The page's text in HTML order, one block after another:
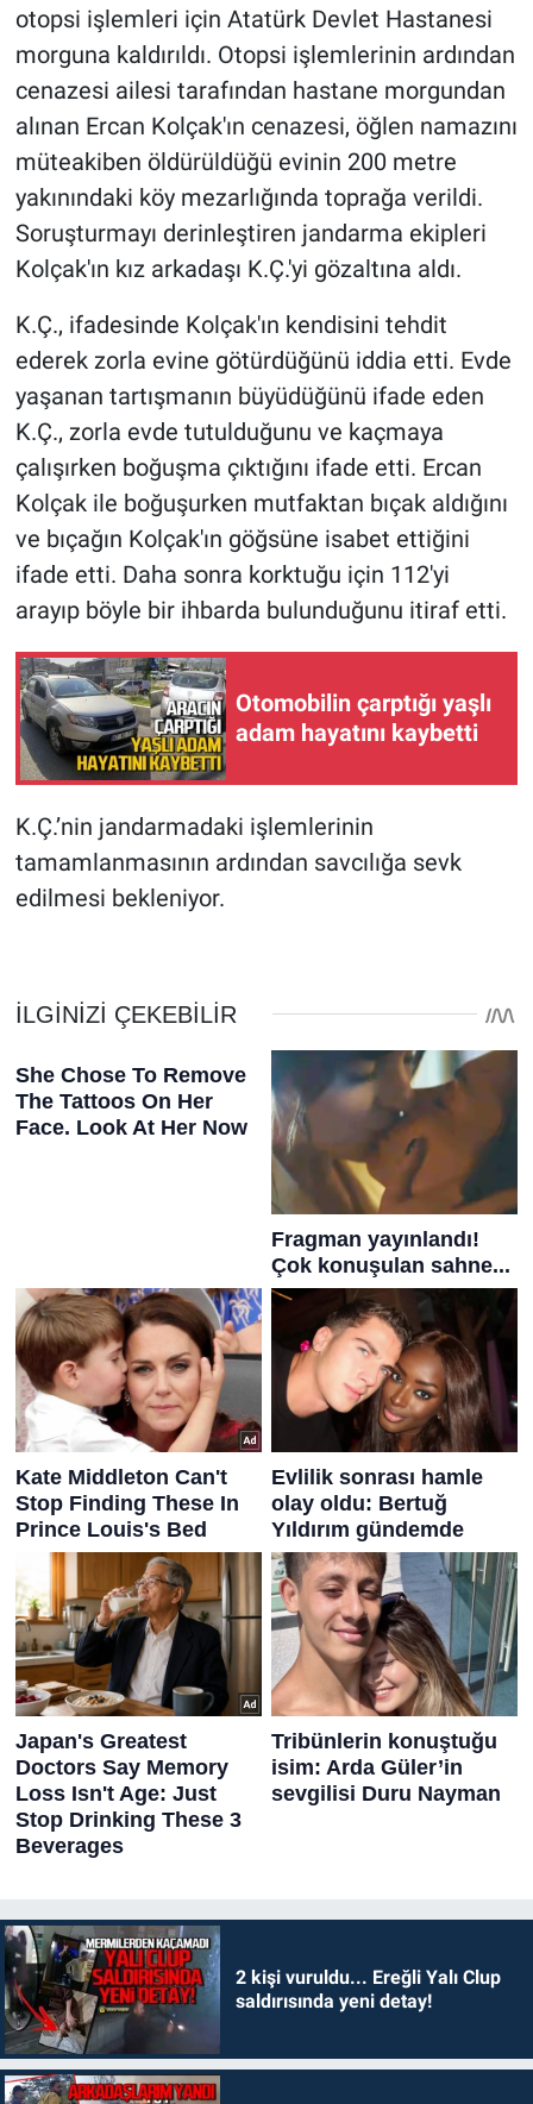
otopsi işlemleri için Atatürk Devlet Hastanesi
morguna kaldırıldı. Otopsi işlemlerinin ardından
cenazesi ailesi tarafından hastane morgundan
alınan Ercan Kolçak'ın cenazesi, öğlen namazını
müteakiben öldürüldüğü evinin 200 metre
yakınındaki köy mezarlığında toprağa verildi.
Soruşturmayı derinleştiren jandarma ekipleri
Kolçak'ın kız arkadaşı K.Ç.'yi gözaltına aldı.
K.Ç., ifadesinde Kolçak'ın kendisini tehdit
ederek zorla evine götürdüğünü iddia etti. Evde
yaşanan tartışmanın büyüdüğünü ifade eden
K.Ç., zorla evde tutulduğunu ve kaçmaya
çalışırken boğuşma çıktığını ifade etti. Ercan
Kolçak ile boğuşurken mutfaktan bıçak aldığını
ve bıçağın Kolçak'ın göğsüne isabet ettiğini
ifade etti. Daha sonra korktuğu için 112'yi
arayıp böyle bir ihbarda bulunduğunu itiraf etti.
Otomobilin çarptığı yaşlı
adam hayatını kaybetti
K.Ç.’nin jandarmadaki işlemlerinin
tamamlanmasının ardından savcılığa sevk
edilmesi bekleniyor.
2 kişi vuruldu... Ereğli Yalı Clup
saldırısında yeni detay!